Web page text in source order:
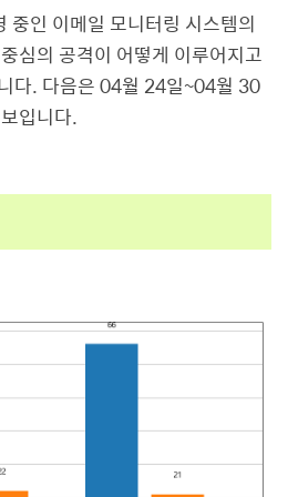
중인 이메일 모니터링 시스템의
심의 공격이 어떻게 이루어지고
다. 다음은 04월 24일~04월 30
입니다.